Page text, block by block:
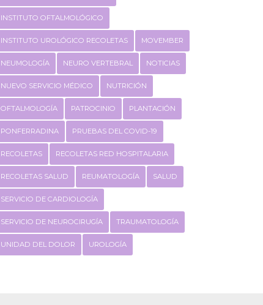
INSTITUTO OFTALMOLÓGICO
INSTITUTO UROLÓGICO RECOLETAS MOVEMBER
NEUMOLOGÍA NEURO VERTEBRAL NOTICIAS
NUEVO SERVICIO MÉDICO NUTRICIÓN
OFTALMOLOGÍA PATROCINIO PLANTACIÓN
PONFERRADINA PRUEBAS DEL COVID-19
RECOLETAS RECOLETAS RED HOSPITALARIA
RECOLETAS SALUD REUMATOLOGÍA SALUD
SERVICIO DE CARDIOLOGÍA
SERVICIO DE NEUROCIRUGÍA TRAUMATOLOGÍA
UNIDAD DEL DOLOR UROLOGÍA